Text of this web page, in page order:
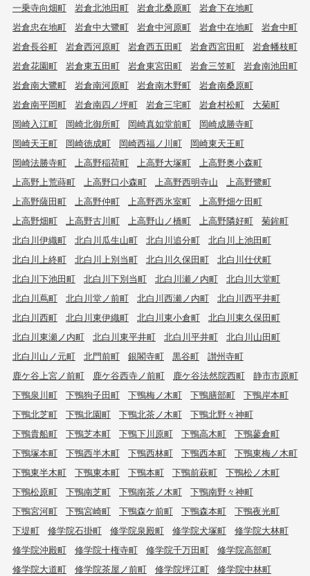
一乗寺向畑町
岩倉北池田町 岩倉北桑原町
岩倉下在地町
岩倉忠在地町
岩倉中大鷺町 岩倉中河原町 岩倉中在地町
岩倉中町
岩倉長谷町
岩倉西河原町 岩倉西五田町 岩倉西宮田町
岩倉幡枝町
岩倉花園町
岩倉東五田町 岩倉東宮田町 岩倉三笠町
岩倉南池田町
岩倉南大鷺町
岩倉南河原町 岩倉南木野町
岩倉南桑原町
岩倉南平岡町
岩倉南四ノ坪町 岩倉三宅町 岩倉村松町
大菊町
岡崎入江町
岡崎北御所町 岡崎真如堂前町
岡崎成勝寺町
岡崎天王町
岡崎徳成町 岡崎西福ノ川町
岡崎東天王町
岡崎法勝寺町
上高野稲荷町 上高野大塚町
上高野奥小森町
上高野上荒蒔町
上高野口小森町 上高野西明寺山
上高野鷺町
上高野薩田町
上高野仲町 上高野西氷室町
上高野畑ケ田町
上高野畑町
上高野古川町 上高野山ノ橋町 上高野隣好町
菊鉾町
北白川伊織町
北白川瓜生山町 北白川追分町
北白川上池田町
北白川上終町
北白川上別当町 北白川久保田町
北白川仕伏町
北白川下池田町
北白川下別当町 北白川瀬ノ内町
北白川大堂町
北白川蔦町
北白川堂ノ前町 北白川西瀬ノ内町
北白川西平井町
北白川西町
北白川東伊織町 北白川東小倉町
北白川東久保田町
北白川東瀬ノ内町
北白川東平井町 北白川平井町
北白川山田町
北白川山ノ元町
北門前町 銀閣寺町 黒谷町
讃州寺町
鹿ケ谷上宮ノ前町
鹿ケ谷西寺ノ前町 鹿ケ谷法然院西町
静市市原町
下鴨泉川町
下鴨狗子田町 下鴨梅ノ木町 下鴨膳部町
下鴨岸本町
下鴨北芝町
下鴨北園町 下鴨北茶ノ木町
下鴨北野々神町
下鴨貴船町
下鴨芝本町 下鴨下川原町 下鴨高木町
下鴨蓼倉町
下鴨塚本町
下鴨西半木町 下鴨西林町 下鴨西本町
下鴨東梅ノ木町
下鴨東半木町
下鴨東本町 下鴨本町 下鴨前萩町
下鴨松ノ木町
下鴨松原町
下鴨南芝町 下鴨南茶ノ木町
下鴨南野々神町
下鴨宮河町
下鴨宮崎町 下鴨森ケ前町 下鴨森本町
下鴨夜光町
下堤町
修学院石掛町 修学院泉殿町 修学院犬塚町
修学院大林町
修学院沖殿町
修学院十権寺町 修学院千万田町
修学院高部町
修学院大道町
修学院茶屋ノ前町 修学院坪江町 修学院中林町